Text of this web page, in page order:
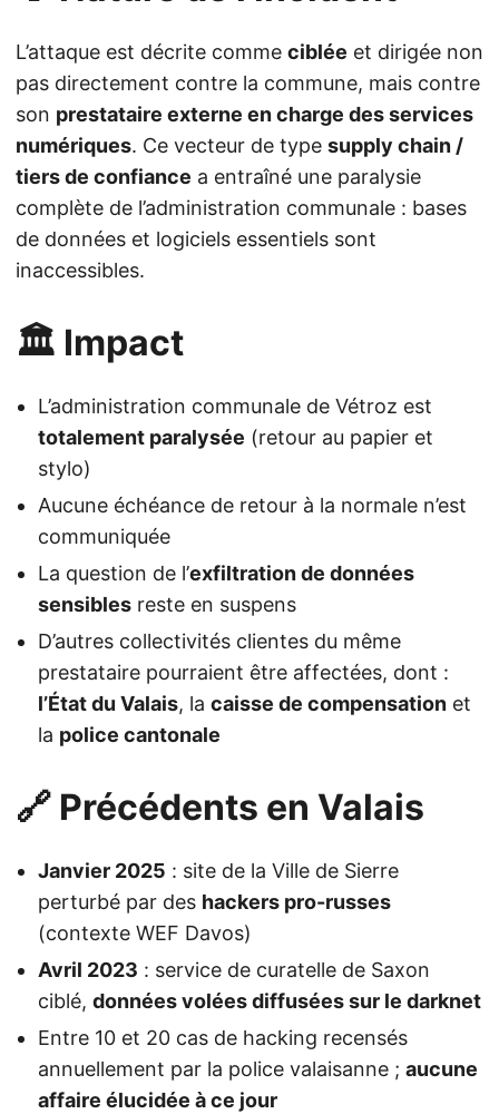
L’attaque est décrite comme ciblée et dirigée non
pas directement contre la commune, mais contre
son prestataire externe en charge des services
numériques. Ce vecteur de type supply chain /
tiers de confiance a entraîné une paralysie
complète de l’administration communale : bases
de données et logiciels essentiels sont
inaccessibles.
🏛️ Impact
L’administration communale de Vétroz est
totalement paralysée (retour au papier et
stylo)
Aucune échéance de retour à la normale n’est
communiquée
La question de l’exfiltration de données
sensibles reste en suspens
D’autres collectivités clientes du même
prestataire pourraient être affectées, dont :
l’État du Valais, la caisse de compensation et
la police cantonale
🔗 Précédents en Valais
Janvier 2025 : site de la Ville de Sierre
perturbé par des hackers pro-russes
(contexte WEF Davos)
Avril 2023 : service de curatelle de Saxon
ciblé, données volées diffusées sur le darknet
Entre 10 et 20 cas de hacking recensés
annuellement par la police valaisanne ; aucune
affaire élucidée à ce jour